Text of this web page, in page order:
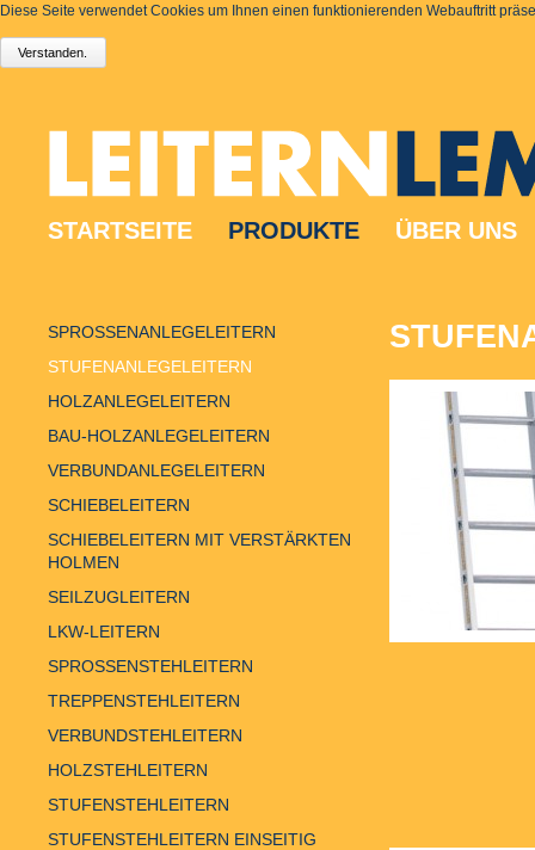
Diese Seite verwendet Cookies um Ihnen einen funktionierenden Webauftritt
STARTSEITE PRODUKTE ÜBER UNS
SPROSSENANLEGELEITERN
STUFENANLEGELEITERN
HOLZANLEGELEITERN
BAU-HOLZANLEGELEITERN
VERBUNDANLEGELEITERN
SCHIEBELEITERN
SCHIEBELEITERN MIT VERSTÄRKTEN
HOLMEN
SEILZUGLEITERN
LKW-LEITERN
SPROSSENSTEHLEITERN
TREPPENSTEHLEITERN
VERBUNDSTEHLEITERN
HOLZSTEHLEITERN
STUFENSTEHLEITERN
STUFENSTEHLEITERN EINSEITIG